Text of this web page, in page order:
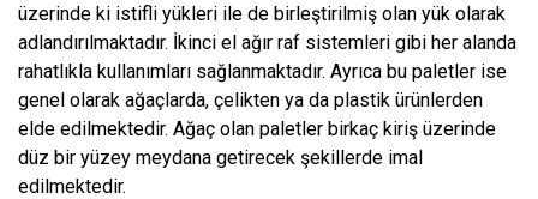
üzerinde ki istifli yükleri ile de birleştirilmiş olan yük olarak
adlandırılmaktadır. İkinci el ağır raf sistemleri gibi her alanda
rahatlıkla kullanımları sağlanmaktadır. Ayrıca bu paletler ise
genel olarak ağaçlarda, çelikten ya da plastik ürünlerden
elde edilmektedir. Ağaç olan paletler birkaç kiriş üzerinde
düz bir yüzey meydana getirecek şekillerde imal
edilmektedir.